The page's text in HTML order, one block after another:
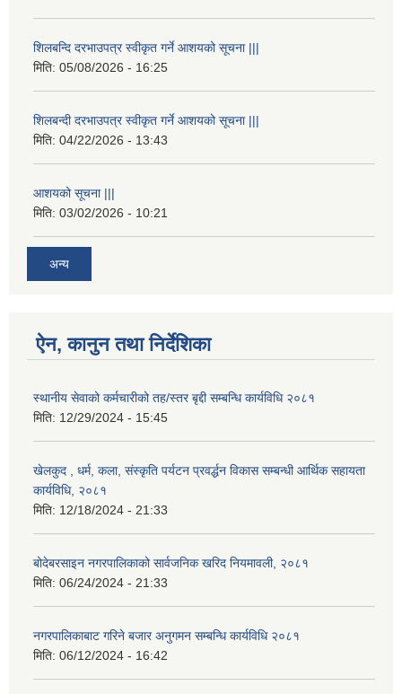
शिलबन्दि दरभाउपत्र स्वीकृत गर्ने आशयको सूचना |||
मिति: 05/08/2026 - 16:25
शिलबन्दी दरभाउपत्र स्वीकृत गर्ने आशयको सूचना |||
मिति: 04/22/2026 - 13:43
आशयको सूचना |||
मिति: 03/02/2026 - 10:21
अन्य
ऐन, कानुन तथा निर्देशिका
स्थानीय सेवाको कर्मचारीको तह/स्तर बृद्दी सम्बन्धि कार्यविधि २०८१
मिति: 12/29/2024 - 15:45
खेलकुद , धर्म, कला, संस्कृति पर्यटन प्रवर्द्धन विकास सम्बन्धी आर्थिक सहायता
कार्यविधि, २०८१
मिति: 12/18/2024 - 21:33
बोदेबरसाइन नगरपालिकाको सार्वजनिक खरिद नियमावली, २०८१
मिति: 06/24/2024 - 21:33
नगरपालिकाबाट गरिने बजार अनुगमन सम्बन्धि कार्यविधि २०८१
मिति: 06/12/2024 - 16:42